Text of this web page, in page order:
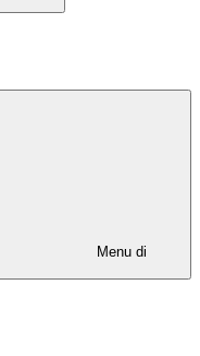
Menu di